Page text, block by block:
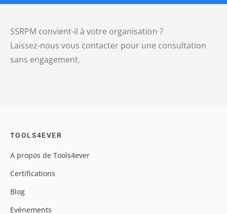
SSRPM convient-il à votre organisation ?
Laissez-nous vous contacter pour une consultation
sans engagement.
TOOLS4EVER
A propos de Tools4ever
Certifications
Blog
Evénements